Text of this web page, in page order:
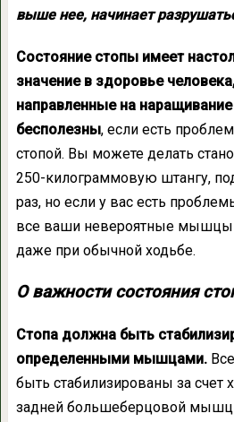
выше нее, начинает
Состояние стопы имеет
значение в здоровье
направленные на
бесполезны, если есть
стопой. Вы можете делать
250-килограммовую штангу,
раз, но если у вас есть
все ваши невероятные мышцы
даже при обычной ходьбе.
О важности состояния
Стопа должна быть
определенными мышцами.
быть стабилизированы за счет
задней большеберцовой